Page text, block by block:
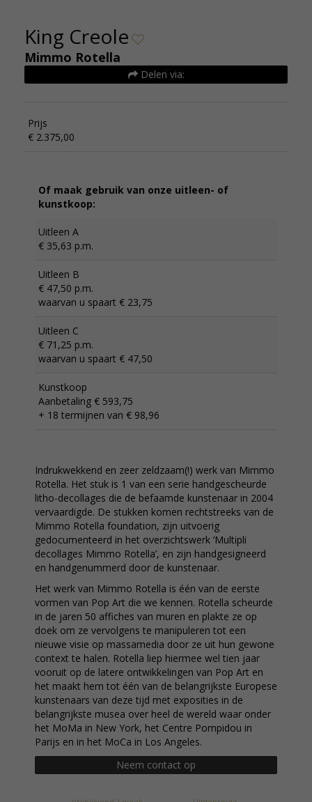
King Creole
Mimmo Rotella
Delen via:
Prijs
€ 2.375,00
Of maak gebruik van onze uitleen- of
kunstkoop:
Uitleen A
€ 35,63 p.m.
Uitleen B
€ 47,50 p.m.
waarvan u spaart € 23,75
Uitleen C
€ 71,25 p.m.
waarvan u spaart € 47,50
Kunstkoop
Aanbetaling € 593,75
+ 18 termijnen van € 98,96
Indrukwekkend en zeer zeldzaam(!) werk van Mimmo
Rotella. Het stuk is 1 van een serie handgescheurde
litho-decollages die de befaamde kunstenaar in 2004
vervaardigde. De stukken komen rechtstreeks van de
Mimmo Rotella foundation, zijn uitvoerig
gedocumenteerd in het overzichtswerk ‘Multipli
decollages Mimmo Rotella’, en zijn handgesigneerd
en handgenummerd door de kunstenaar.
Het werk van Mimmo Rotella is één van de eerste
vormen van Pop Art die we kennen. Rotella scheurde
in de jaren 50 affiches van muren en plakte ze op
doek om ze vervolgens te manipuleren tot een
nieuwe visie op massamedia door ze uit hun gewone
context te halen. Rotella liep hiermee wel tien jaar
vooruit op de latere ontwikkelingen van Pop Art en
het maakt hem tot één van de belangrijkste Europese
kunstenaars van deze tijd met exposities in de
belangrijkste musea over heel de wereld waar onder
het MoMa in New York, het Centre Pompidou in
Parijs en in het MoCa in Los Angeles.
Neem contact op